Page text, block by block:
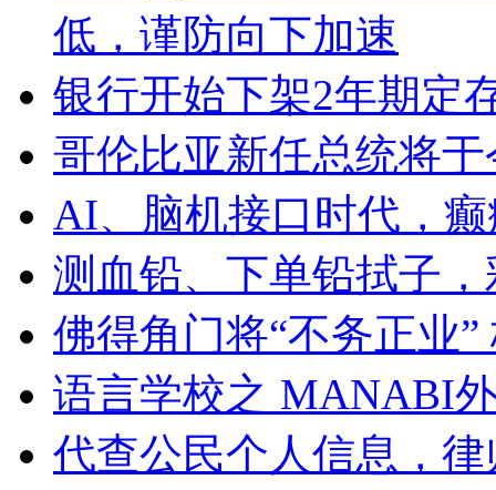
低，谨防向下加速
银行开始下架2年期定
哥伦比亚新任总统将
AI、脑机接口时代，
测血铅、下单铅拭子
佛得角门将“不务正业
语言学校之 MANABI
代查公民个人信息，